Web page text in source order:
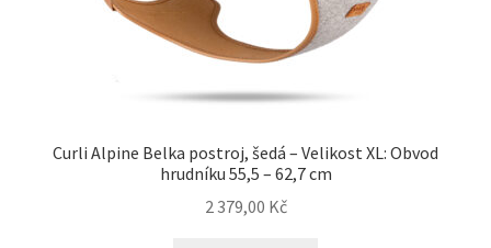
Curli Alpine Belka postroj, šedá – Velikost XL: Obvod
hrudníku 55,5 – 62,7 cm
2 379,00 Kč